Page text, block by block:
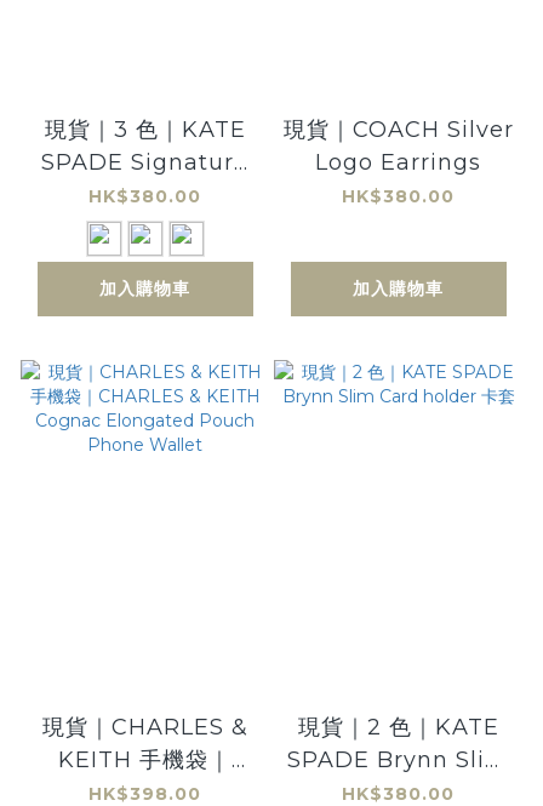
現貨｜3 色｜KATE
SPADE Signature
Spade Mini Studs
Earrings
HK$380.00
加入購物車
現貨｜COACH Silver
Logo Earrings
HK$380.00
加入購物車
現貨｜CHARLES &
KEITH 手機袋｜
CHARLES & KEITH
HK$398.00
現貨｜2 色｜KATE
SPADE Brynn Slim
Card holder 卡套
HK$380.00